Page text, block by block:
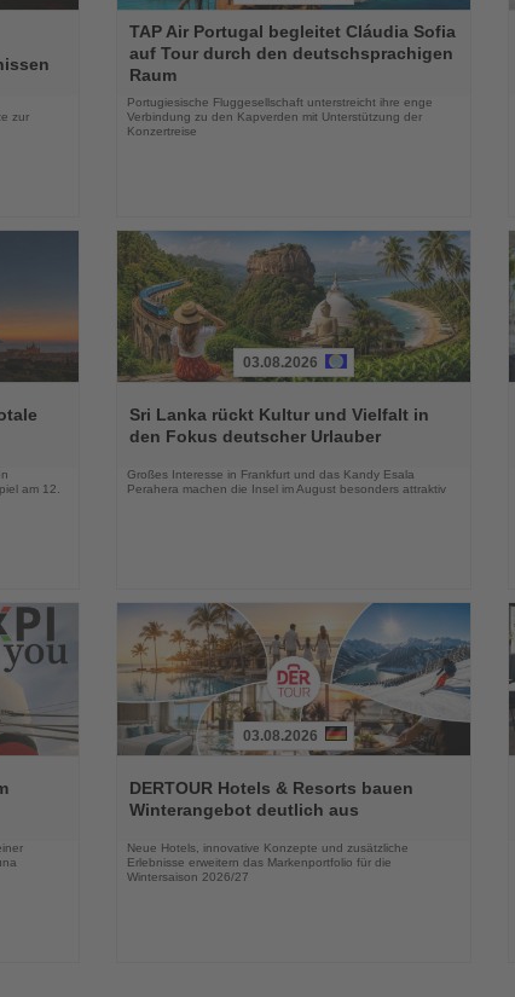
zur
Sie
die
Nachrichten
TAP Air Portugal begleitet Cláudia Sofia
auf Tour durch den deutschsprachigen
Raum
Portugiesische Fluggesellschaft unterstreicht ihre enge
Verbindung zu den Kapverden mit Unterstützung der
Konzertreise
am 12.
Sie
die
03.08.2026
Sri Lanka rückt Kultur und Vielfalt in
den Fokus deutscher Urlauber
Großes Interesse in Frankfurt und das Kandy Esala
Perahera machen die Insel im August besonders attraktiv
Sie
die
Nachrichten
03.08.2026
DERTOUR Hotels & Resorts bauen
Winterangebot deutlich aus
Neue Hotels, innovative Konzepte und zusätzliche
Erlebnisse erweitern das Markenportfolio für die
Wintersaison 2026/27